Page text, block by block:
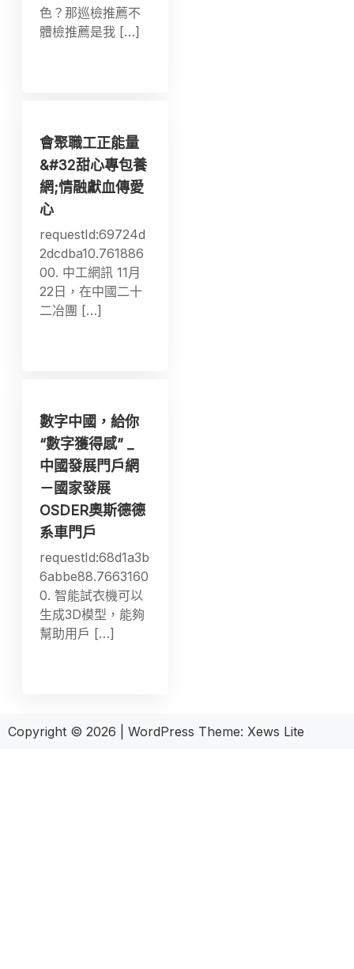
色？那巡檢推薦不
體檢推薦是我 […]
會聚職工正能量
&#32甜心專包養
網;情融獻血傳愛
心
requestId:69724d
2dcdba10.761886
00. 中工網訊 11月
22日，在中國二十
二冶團 […]
數字中國，給你
“數字獲得感” _
中國發展門戶網
－國家發展
OSDER奧斯德德
系車門戶
requestId:68d1a3b
6abbe88.7663160
0. 智能試衣機可以
生成3D模型，能夠
幫助用戶 […]
Copyright © 2026 WordPress Theme: Xews Lite